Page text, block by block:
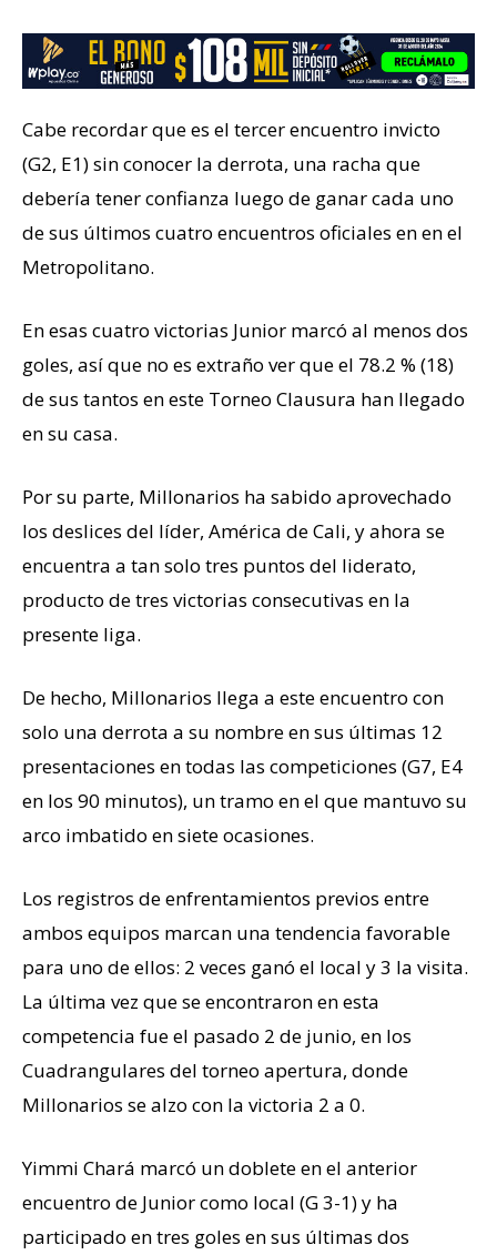
Cabe recordar que es el tercer encuentro invicto
(G2, E1) sin conocer la derrota, una racha que
debería tener confianza luego de ganar cada uno
de sus últimos cuatro encuentros oficiales en en el
Metropolitano.
En esas cuatro victorias Junior marcó al menos dos
goles, así que no es extraño ver que el 78.2 % (18)
de sus tantos en este Torneo Clausura han llegado
en su casa.
Por su parte, Millonarios ha sabido aprovechado
los deslices del líder, América de Cali, y ahora se
encuentra a tan solo tres puntos del liderato,
producto de tres victorias consecutivas en la
presente liga.
De hecho, Millonarios llega a este encuentro con
solo una derrota a su nombre en sus últimas 12
presentaciones en todas las competiciones (G7, E4
en los 90 minutos), un tramo en el que mantuvo su
arco imbatido en siete ocasiones.
Los registros de enfrentamientos previos entre
ambos equipos marcan una tendencia favorable
para uno de ellos: 2 veces ganó el local y 3 la visita.
La última vez que se encontraron en esta
competencia fue el pasado 2 de junio, en los
Cuadrangulares del torneo apertura, donde
Millonarios se alzo con la victoria 2 a 0.
Yimmi Chará marcó un doblete en el anterior
encuentro de Junior como local (G 3-1) y ha
participado en tres goles en sus últimas dos